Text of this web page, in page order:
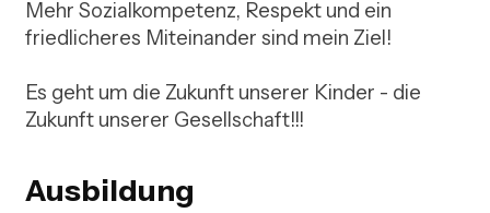
Mehr Sozialkompetenz, Respekt und ein
friedlicheres Miteinander sind mein Ziel!
Es geht um die Zukunft unserer Kinder - die
Zukunft unserer Gesellschaft!!!
Ausbildung